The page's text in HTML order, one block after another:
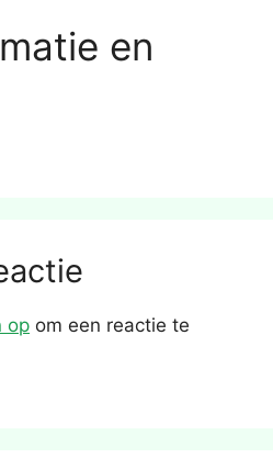
en
op om een reactie te